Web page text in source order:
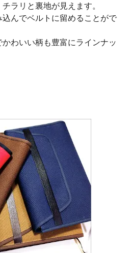
ラリと裏地が見えます。
んでベルトに留めることがで
わいい柄も豊富にラインナッ